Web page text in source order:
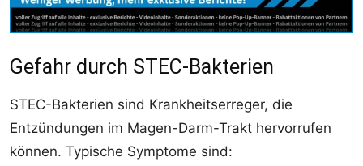
Gefahr durch STEC-Bakterien
STEC-Bakterien sind Krankheitserreger, die
Entzündungen im Magen-Darm-Trakt hervorrufen
können. Typische Symptome sind: